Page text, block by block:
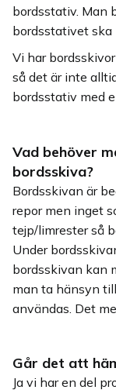
bordsstativ. Man
bordsstativet ska
Vi har
så det är inte
bordsstativ med
Vad behöver
bordsskiva?
Bordsskivan är
repor men inget
tejp/limrester så
Under
bordsskivan kan
man ta hänsyn
användas. Det
Går det att
Ja vi har en del